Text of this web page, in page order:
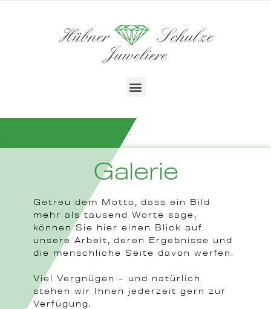
Galerie
Getreu dem Motto, dass ein Bild
mehr als tausend Worte sage,
können Sie hier einen Blick auf
unsere Arbeit, deren Ergebnisse und
die menschliche Seite davon werfen.
Viel Vergnügen – und natürlich
stehen wir Ihnen jederzeit gern zur
Verfügung.